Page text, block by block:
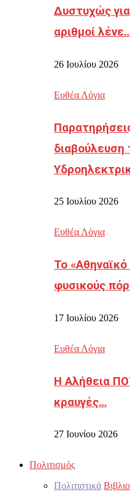
Δυστυχώς
αριθμοί
26 Ιουλίου 2026
Ευθέα Λόγια
25 Ιουλίου 2026
Ευθέα Λόγια
Το
φυσικούς
17 Ιουλίου 2026
Ευθέα Λόγια
Η Αλήθεια
κραυγές…
27 Ιουνίου 2026
Πολιτισμός
Πολιτιστικά